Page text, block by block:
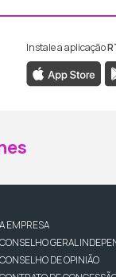
RTP
da RTP
Instale a aplicação
A EMPRESA
CONSELHO GERAL
CONSELHO DE OPINIÃO